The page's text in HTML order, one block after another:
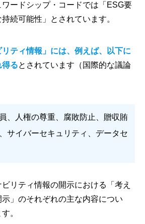
ードシップ・コードでは「ESG要
続可能性」とされています。
リティ情報」には、例えば、以下に
得るとされています（国際的な議論
、人権の尊重、腐敗防止、贈収賄
サイバーセキュリティ、データセ
リティ情報の開示における「考え
」のそれぞれの主な内容につい
。